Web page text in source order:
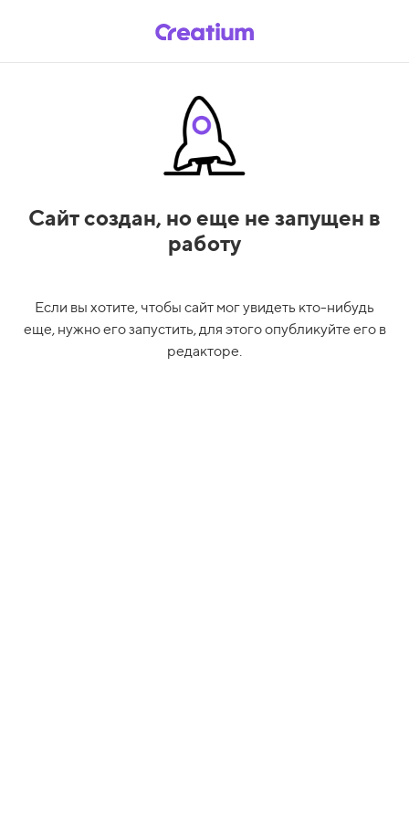
Сайт создан, но еще не запущен в
работу
Если вы хотите, чтобы сайт мог увидеть кто-нибудь
еще, нужно его запустить, для этого опубликуйте его в
редакторе.